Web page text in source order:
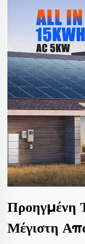
Προηγμένη
Μέγιστη